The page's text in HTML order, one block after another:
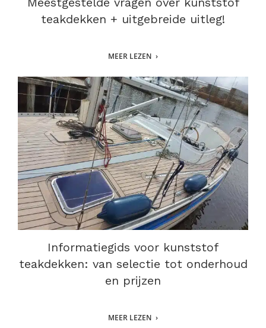
teakdekken + uitgebreide uitleg!
MEER LEZEN
Informatiegids voor kunststof
teakdekken: van selectie tot onderhoud
en prijzen
MEER LEZEN